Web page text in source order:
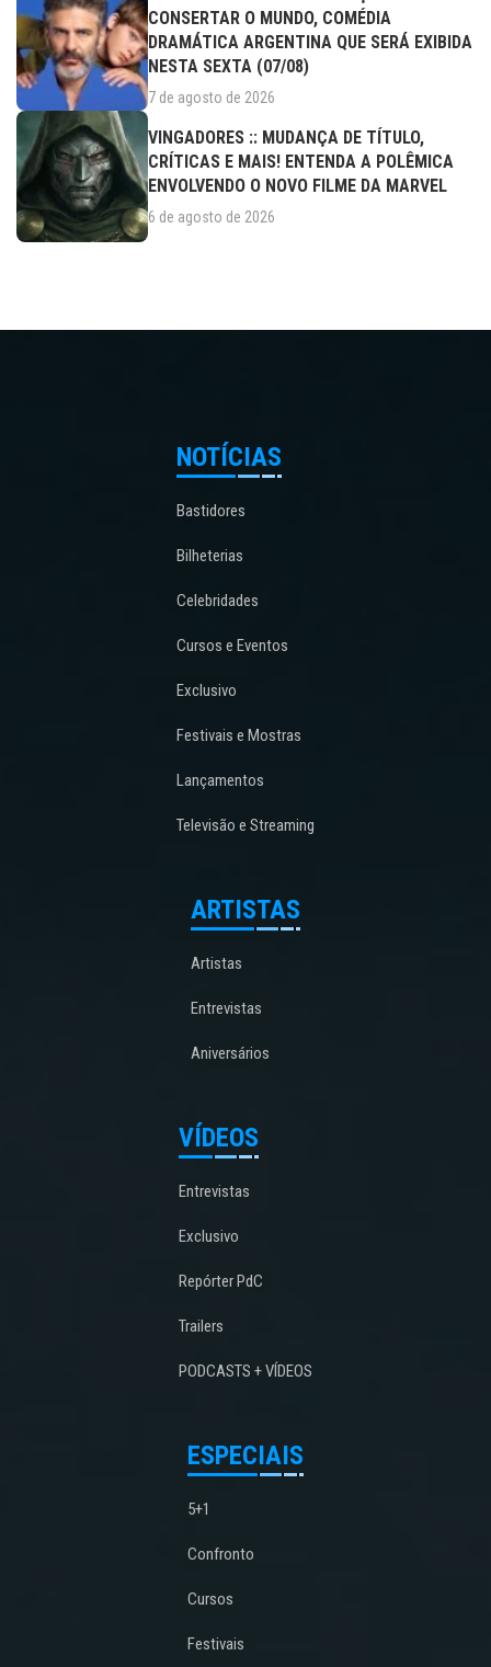
CONSERTAR O MUNDO, COMÉDIA
DRAMÁTICA ARGENTINA QUE SERÁ EXIBIDA
NESTA SEXTA (07/08)
7 de agosto de 2026
VINGADORES :: MUDANÇA DE TÍTULO,
CRÍTICAS E MAIS! ENTENDA A POLÊMICA
ENVOLVENDO O NOVO FILME DA MARVEL
6 de agosto de 2026
NOTÍCIAS
Bastidores
Bilheterias
Celebridades
Cursos e Eventos
Exclusivo
Festivais e Mostras
Lançamentos
Televisão e Streaming
ARTISTAS
Artistas
Entrevistas
Aniversários
VÍDEOS
Entrevistas
Exclusivo
Repórter PdC
Trailers
PODCASTS + VÍDEOS
ESPECIAIS
5+1
Confronto
Cursos
Festivais